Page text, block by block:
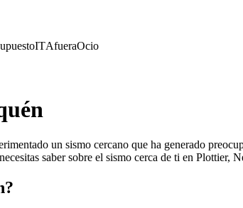
ITAfueraOcio
un sismo cercano que ha generado
saber sobre el sismo cerca de ti en Plottier,